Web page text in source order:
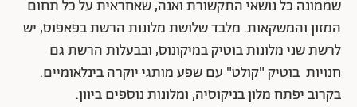
שממונה כל נושאי התקשורת ואנה, שאחראית על כל תחום
המזון והמשקאות. מלבד שלושת מלונות הרשת בפאפוס, יש
לרשת שני מלונות בוטיק במיקונוס, ובבעלות הרשת גם
חנויות בוטיק "קולט" עם שפע מותגי יוקרה בינלאומיים.
בקרוב יפתח מלון בניקוסיה, ומלונות נוספים ביוון.